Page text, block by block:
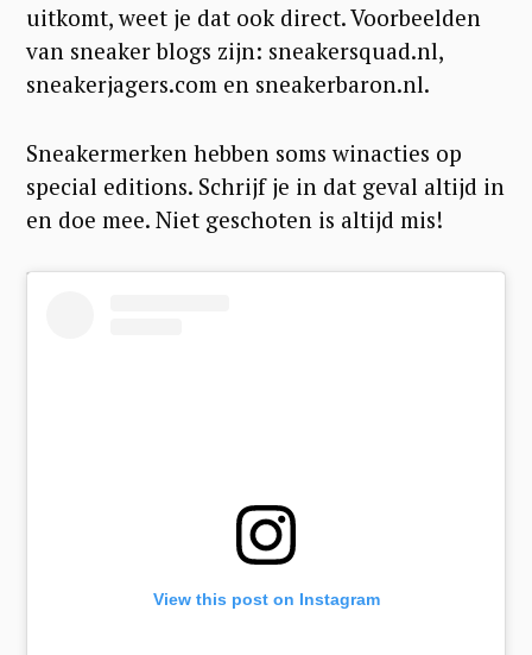
uitkomt, weet je dat ook direct. Voorbeelden
van sneaker blogs zijn: sneakersquad.nl,
sneakerjagers.com en sneakerbaron.nl.
Sneakermerken hebben soms winacties op
special editions. Schrijf je in dat geval altijd in
en doe mee. Niet geschoten is altijd mis!
View this post on Instagram